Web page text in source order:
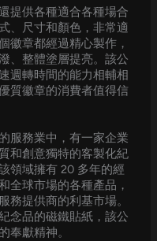
提供各種適合各種場合
、尺寸和顏色，非常適
徽章都經過精心製作，
、整體塗層提亮。該公
週轉時間的能力相輔相
質徽章的消費者值得信
服務業中，有一家企業
和創意獨特的客製化紀
領域擁有 20 多年的經
全球市場的各種產品，
務提供商的利基市場。
念品的磁鐵貼紙，該公
奉獻精神。